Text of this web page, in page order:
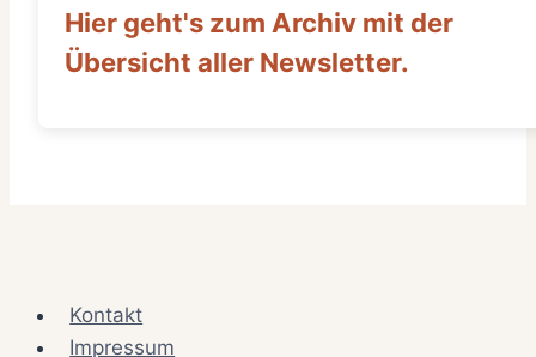
Hier geht's zum Archiv mit der
Übersicht aller Newsletter.
Kontakt
Impressum